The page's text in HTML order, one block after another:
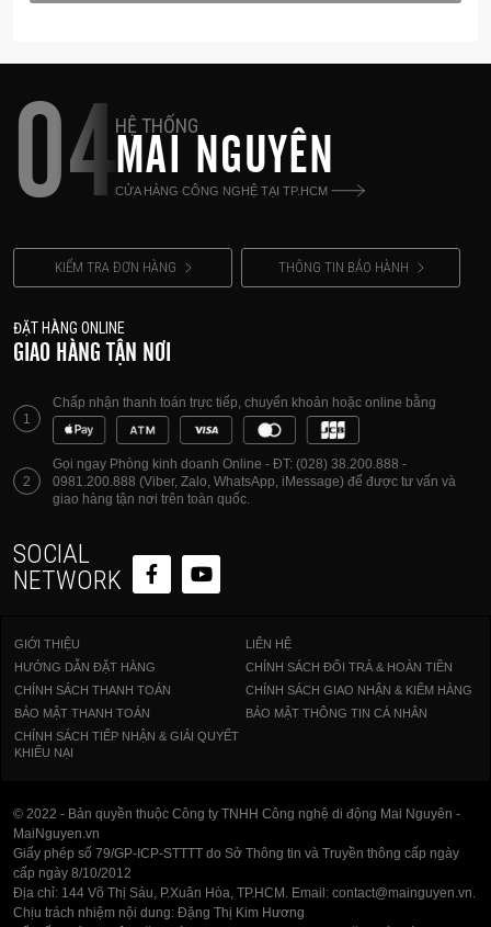
04HỆ THỐNG
MAI NGUYÊN
CỬA HÀNG CÔNG NGHỆ TẠI TP.HCM
KIỂM TRA ĐƠN HÀNG THÔNG TIN BẢO HÀNH
ĐẶT HÀNG ONLINE
GIAO HÀNG TẬN NƠI
1
Chấp nhận thanh toán trực tiếp, chuyển khoản hoặc online bằng
2
Gọi ngay Phòng kinh doanh Online - ĐT: (028) 38.200.888 -
0981.200.888 (Viber, Zalo, WhatsApp, iMessage) để được tư vấn và
giao hàng tận nơi trên toàn quốc.
SOCIAL
NETWORK
GIỚI THIỆU
LIÊN HỆ
HƯỚNG DẪN ĐẶT HÀNG
CHÍNH SÁCH ĐỔI TRẢ & HOÀN TIỀN
CHÍNH SÁCH THANH TOÁN
CHÍNH SÁCH GIAO NHẬN & KIỂM HÀNG
BẢO MẬT THANH TOÁN
BẢO MẬT THÔNG TIN CÁ NHÂN
CHÍNH SÁCH TIẾP NHẬN & GIẢI QUYẾT
KHIẾU NẠI
© 2022 - Bản quyền thuộc Công ty TNHH Công nghệ di động Mai Nguyên -
MaiNguyen.vn
Giấy phép số 79/GP-ICP-STTTT do Sở Thông tin và Truyền thông cấp ngày
cấp ngày 8/10/2012
Địa chỉ: 144 Võ Thị Sáu, P.Xuân Hòa, TP.HCM. Email: contact@mainguyen.vn.
Chịu trách nhiệm nội dung: Đặng Thị Kim Hương